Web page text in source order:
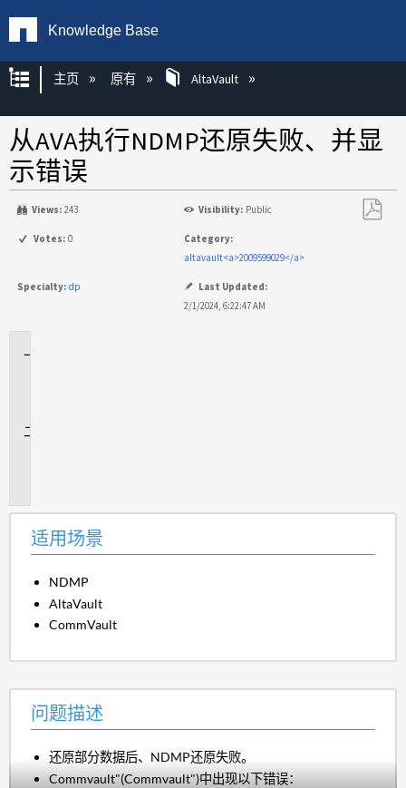
Knowledge Base
扩展/隐缩全局层次
主页 原有 AltaVault
从AVA执行NDMP还原失败、并显
示错误
Views: 243 Visibility: Public
Votes: 0
Category:
altavault<a>2009599029</a>
Specialty: dp
Last Updated:
2/1/2024, 6:22:47 AM
适用场景
NDMP
AltaVault
CommVault
问题描述
还原部分数据后、NDMP还原失败。
Commvault"(Commvault")中出现以下错误：